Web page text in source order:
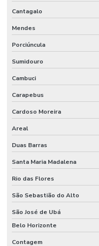
Sistema de alarme e
Sistema de alarme contra
Sistema de alarme de
Sistema de alarme de
Sistema de alarme de
Sistema de alarme de
Sistema de alarme de
Sistema de alarme de
Sistema anti incêndio
Sistema de combate à incêndio
Sistema de combate a
Cantagalo
Mendes
Porciúncula
Sumidouro
Cambuci
Carapebus
Cardoso Moreira
Areal
Duas Barras
Santa Maria Madalena
Rio das Flores
São Sebastião do Alto
São José de Ubá
Belo Horizonte
Contagem